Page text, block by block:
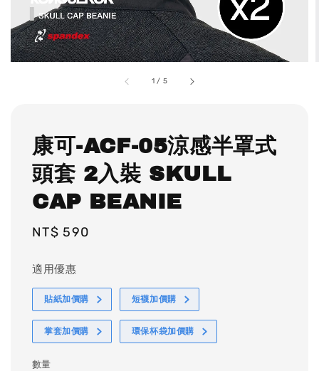
1 / 5
康可-ACF-05涼感半罩式
頭套 2入裝 SKULL
CAP BEANIE
Regular
NT$ 590
適用優惠
貼紙加價購 短襪加價購
掌套加價購 環保杯袋加價購
數量